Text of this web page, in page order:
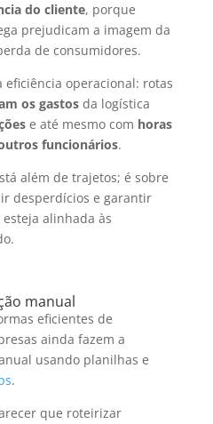
do cliente, porque
prejudicam a imagem da
de consumidores.
eficiência operacional: rotas
os gastos da logística
e até mesmo com horas
funcionários.
além de trajetos; é sobre
desperdícios e garantir
alinhada às
manual
eficientes de
ainda fazem a
usando planilhas e
.
que roteirizar